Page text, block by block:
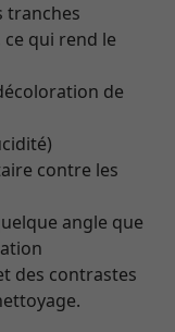
tranches
qui rend le
de
contre les
angle que
des contrastes